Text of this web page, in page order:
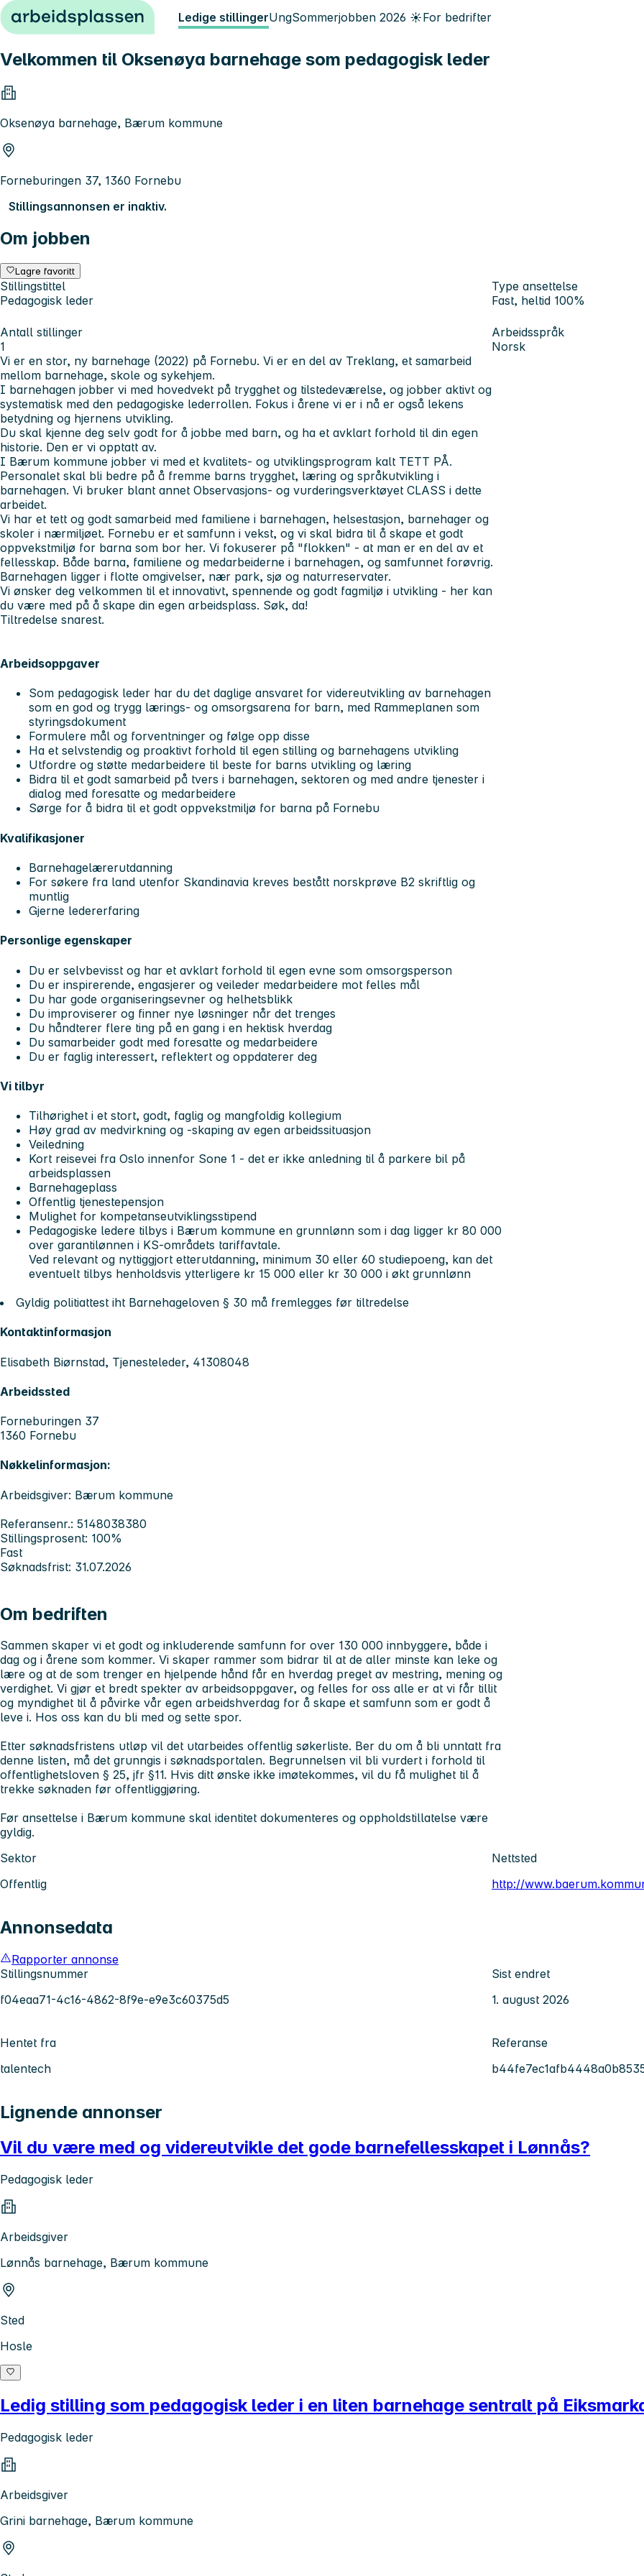
Hopp til innhold Ledige stillingerUngSommerjobben 2026 ☀️For bedrifter
Velkommen til Oksenøya barnehage som pedagogisk leder
Oksenøya barnehage, Bærum kommune
Forneburingen 37, 1360 Fornebu
Stillingsannonsen er inaktiv.
Om jobben
Lagre favoritt
Stillingstittel
Pedagogisk leder
Type ansettelse
Fast, heltid 100%
Antall stillinger
1
Arbeidsspråk
Norsk
Vi er en stor, ny barnehage (2022) på Fornebu. Vi er en del av Treklang, et samarbeid
mellom barnehage, skole og sykehjem.
I barnehagen jobber vi med hovedvekt på trygghet og tilstedeværelse, og jobber aktivt og
systematisk med den pedagogiske lederrollen. Fokus i årene vi er i nå er også lekens
betydning og hjernens utvikling.
Du skal kjenne deg selv godt for å jobbe med barn, og ha et avklart forhold til din egen
historie. Den er vi opptatt av.
I Bærum kommune jobber vi med et kvalitets- og utviklingsprogram kalt TETT PÅ.
Personalet skal bli bedre på å fremme barns trygghet, læring og språkutvikling i
barnehagen. Vi bruker blant annet Observasjons- og vurderingsverktøyet CLASS i dette
arbeidet.
Vi har et tett og godt samarbeid med familiene i barnehagen, helsestasjon, barnehager og
skoler i nærmiljøet. Fornebu er et samfunn i vekst, og vi skal bidra til å skape et godt
oppvekstmiljø for barna som bor her. Vi fokuserer på "flokken" - at man er en del av et
fellesskap. Både barna, familiene og medarbeiderne i barnehagen, og samfunnet forøvrig.
Barnehagen ligger i flotte omgivelser, nær park, sjø og naturreservater.
Vi ønsker deg velkommen til et innovativt, spennende og godt fagmiljø i utvikling - her kan
du være med på å skape din egen arbeidsplass. Søk, da!
Tiltredelse snarest.
Arbeidsoppgaver
Som pedagogisk leder har du det daglige ansvaret for videreutvikling av barnehagen
som en god og trygg lærings- og omsorgsarena for barn, med Rammeplanen som
styringsdokument
Formulere mål og forventninger og følge opp disse
Ha et selvstendig og proaktivt forhold til egen stilling og barnehagens utvikling
Utfordre og støtte medarbeidere til beste for barns utvikling og læring
Bidra til et godt samarbeid på tvers i barnehagen, sektoren og med andre tjenester i
dialog med foresatte og medarbeidere
Sørge for å bidra til et godt oppvekstmiljø for barna på Fornebu
Kvalifikasjoner
Barnehagelærerutdanning
For søkere fra land utenfor Skandinavia kreves bestått norskprøve B2 skriftlig og
muntlig
Gjerne ledererfaring
Personlige egenskaper
Du er selvbevisst og har et avklart forhold til egen evne som omsorgsperson
Du er inspirerende, engasjerer og veileder medarbeidere mot felles mål
Du har gode organiseringsevner og helhetsblikk
Du improviserer og finner nye løsninger når det trenges
Du håndterer flere ting på en gang i en hektisk hverdag
Du samarbeider godt med foresatte og medarbeidere
Du er faglig interessert, reflektert og oppdaterer deg
Vi tilbyr
Tilhørighet i et stort, godt, faglig og mangfoldig kollegium
Høy grad av medvirkning og -skaping av egen arbeidssituasjon
Veiledning
Kort reisevei fra Oslo innenfor Sone 1 - det er ikke anledning til å parkere bil på
arbeidsplassen
Barnehageplass
Offentlig tjenestepensjon
Mulighet for kompetanseutviklingsstipend
Pedagogiske ledere tilbys i Bærum kommune en grunnlønn som i dag ligger kr 80 000
over garantilønnen i KS-områdets tariffavtale.
Ved relevant og nyttiggjort etterutdanning, minimum 30 eller 60 studiepoeng, kan det
eventuelt tilbys henholdsvis ytterligere kr 15 000 eller kr 30 000 i økt grunnlønn
Gyldig politiattest iht Barnehageloven § 30 må fremlegges før tiltredelse
Kontaktinformasjon
Elisabeth Biørnstad, Tjenesteleder, 41308048
Arbeidssted
Forneburingen 37
1360 Fornebu
Nøkkelinformasjon:
Arbeidsgiver: Bærum kommune
Referansenr.: 5148038380
Stillingsprosent: 100%
Fast
Søknadsfrist: 31.07.2026
Om bedriften
Sammen skaper vi et godt og inkluderende samfunn for over 130 000 innbyggere, både i
dag og i årene som kommer. Vi skaper rammer som bidrar til at de aller minste kan leke og
lære og at de som trenger en hjelpende hånd får en hverdag preget av mestring, mening og
verdighet. Vi gjør et bredt spekter av arbeidsoppgaver, og felles for oss alle er at vi får tillit
og myndighet til å påvirke vår egen arbeidshverdag for å skape et samfunn som er godt å
leve i. Hos oss kan du bli med og sette spor.
Etter søknadsfristens utløp vil det utarbeides offentlig søkerliste. Ber du om å bli unntatt fra
denne listen, må det grunngis i søknadsportalen. Begrunnelsen vil bli vurdert i forhold til
offentlighetsloven § 25, jfr §11. Hvis ditt ønske ikke imøtekommes, vil du få mulighet til å
trekke søknaden før offentliggjøring.
Før ansettelse i Bærum kommune skal identitet dokumenteres og oppholdstillatelse være
gyldig.
Sektor
Offentlig
Nettsted
http://
Annonsedata
Rapporter annonse
Stillingsnummer
f04eaa71-4c16-4862-8f9e-e9e3c60375d5
Sist endret
1. august 2026
Hentet fra
talentech
Referanse
Lignende annonser
Vil du være med og videreutvikle det gode barnefellesskapet i Lønnås?
Pedagogisk leder
Arbeidsgiver
Lønnås barnehage, Bærum kommune
Sted
Hosle
Ledig stilling som pedagogisk leder i en liten barnehage sentralt på
Pedagogisk leder
Arbeidsgiver
Grini barnehage, Bærum kommune